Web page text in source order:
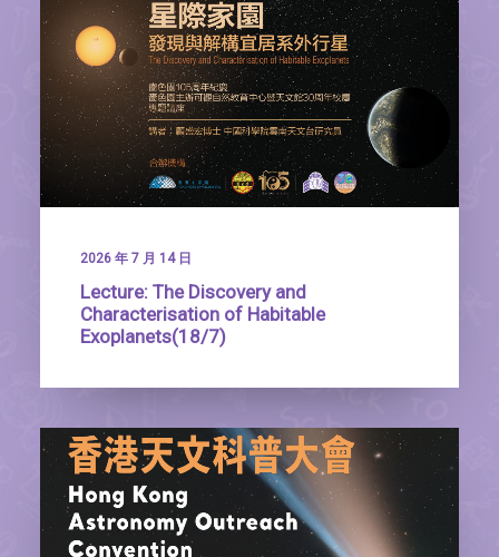
2026 年 7 月 14 日
Lecture: The Discovery and
Characterisation of Habitable
Exoplanets(18/7)